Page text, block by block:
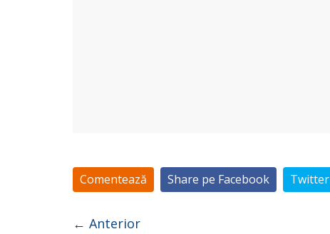
Comentează Share pe Facebook Twitter
← Anterior